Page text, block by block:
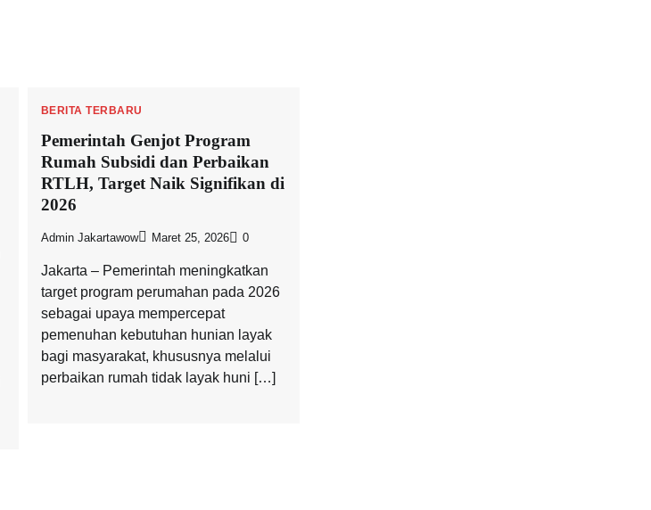
BERITA TERBARU
Pemerintah Genjot Program
Rumah Subsidi dan Perbaikan
RTLH, Target Naik Signifikan di
2026
Admin Jakartawow Maret 25, 2026 0
Jakarta – Pemerintah meningkatkan
target program perumahan pada 2026
sebagai upaya mempercepat
pemenuhan kebutuhan hunian layak
bagi masyarakat, khususnya melalui
perbaikan rumah tidak layak huni […]